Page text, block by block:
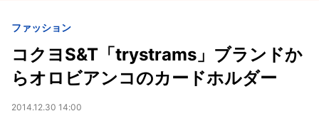
ファッション
コクヨS&T「trystrams」ブランドか
らオロビアンコのカードホルダー
2014.12.30 14:00